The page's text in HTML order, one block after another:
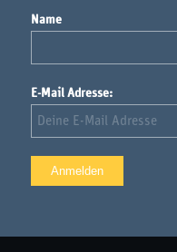
Name
E-Mail Adresse: